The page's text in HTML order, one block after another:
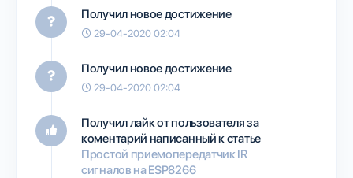
Получил новое достижение
29-04-2020 02:04
Получил новое достижение
29-04-2020 02:04
Получил лайк от пользователяза
коментарий написанный к статье
Простой приемопередатчик IR
сигналов на ESP8266